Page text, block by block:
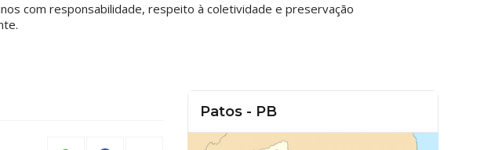
com responsabilidade, respeito à coletividade e preservação
Patos - PB